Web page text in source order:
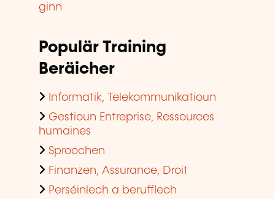
ginn
Populär Training
Beräicher
Informatik, Telekommunikatioun
Gestioun Entreprise, Ressources
humaines
Sproochen
Finanzen, Assurance, Droit
Perséinlech a berufflech